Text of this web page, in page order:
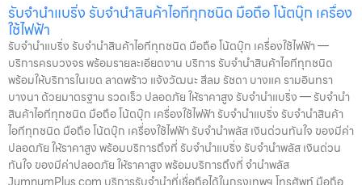
รับจำนำแบริ่ง รับจำนำสินค้าไอทีทุกชนิด มือถือ โน้ตบุ๊ก เครื่อง
ใช้ไฟฟ้า
รับจำนำแบริ่ง รับจำนำสินค้าไอทีทุกชนิด มือถือ โน้ตบุ๊ก เครื่องใช้ไฟฟ้า —
บริการครบวงจร พร้อมรายละเอียดงาน บริการ รับจำนำสินค้าไอทีทุกชนิด
พร้อมให้บริการในเขต ลาดพร้าว แจ้งวัฒนะ สีลม รัชดา บางแค รามอินทรา
บางนา ด้วยมาตรฐาน รวดเร็ว ปลอดภัย ให้ราคาสูง รับจำนำแบริ่ง — รับจำนำ
สินค้าไอทีทุกชนิด มือถือ โน้ตบุ๊ก เครื่องใช้ไฟฟ้า รับจำนำแบริ่ง รับจำนำสินค้า
ไอทีทุกชนิด มือถือ โน้ตบุ๊ก เครื่องใช้ไฟฟ้า รับจำนำพลัส เงินด่วนทันใจ ของมีค่า
ปลอดภัย ให้ราคาสูง พร้อมบริการถึงที่ รับจำนำแบริ่ง รับจำนำพลัส เงินด่วน
ทันใจ ของมีค่าปลอดภัย ให้ราคาสูง พร้อมบริการถึงที่ จำนำพลัส